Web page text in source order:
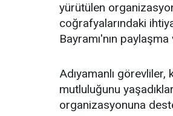
yürütülen
coğrafyalarındaki
Bayramı'nın
Adıyamanlı
mutluluğunu
organizasyonuna